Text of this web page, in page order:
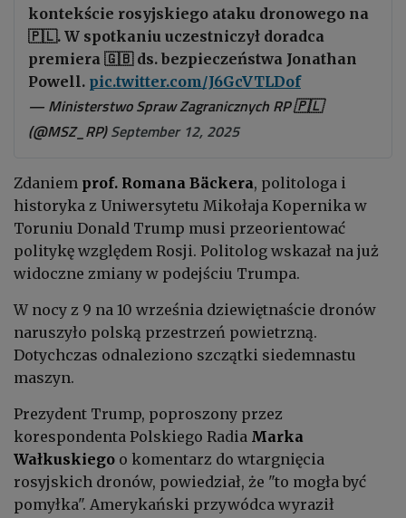
kontekście rosyjskiego ataku dronowego na
🇵🇱. W spotkaniu uczestniczył doradca
premiera 🇬🇧 ds. bezpieczeństwa Jonathan
Powell. pic.twitter.com/J6GcVTLDof
— Ministerstwo Spraw Zagranicznych RP 🇵🇱
(@MSZ_RP)September 12, 2025
Zdaniem prof. Romana Bäckera, politologa i
historyka z Uniwersytetu Mikołaja Kopernika w
Toruniu Donald Trump musi przeorientować
politykę względem Rosji. Politolog wskazał na już
widoczne zmiany w podejściu Trumpa.
W nocy z 9 na 10 września dziewiętnaście dronów
naruszyło polską przestrzeń powietrzną.
Dotychczas odnaleziono szczątki siedemnastu
maszyn.
Prezydent Trump, poproszony przez
korespondenta Polskiego Radia Marka
Wałkuskiego o komentarz do wtargnięcia
rosyjskich dronów, powiedział, że "to mogła być
pomyłka". Amerykański przywódca wyraził